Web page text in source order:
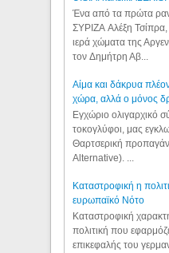
Ένα από τα πρώτα
ΣΥΡΙΖΑ Αλέξη
ιερά χώματα της
τον Δημήτρη Αβ...
Αίμα και δάκρυα
χώρα, αλλά ο μόνος
Εγχώριο ολιγαρχικό
τοκογλύφοι, μας
Θαρτσερική
Alternative). ...
Καταστροφική η
ευρωπαϊκό Νότο
Καταστροφική
πολιτική που
επικεφαλής του